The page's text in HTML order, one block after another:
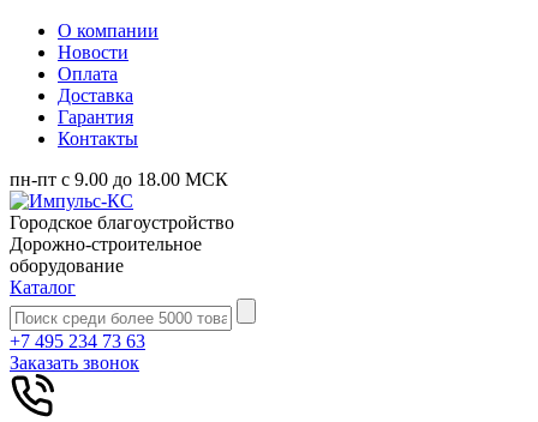
О компании
Новости
Оплата
Доставка
Гарантия
Контакты
пн-пт с 9.00 до 18.00 МСК
Городское благоустройство
Дорожно-строительное
оборудование
Каталог
+7 495 234 73 63
Заказать звонок